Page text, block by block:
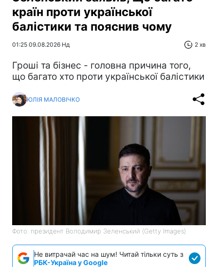
країн проти української
балістики та пояснив чому
01:25 09.08.2026 Нд 2 хв
Гроші та бізнес - головна причина того,
що багато хто проти української балістики
ЮЛІЯ МАЛОВІЧКО
Фото: президент Володимир Зеленський (Getty Images)
Не витрачай час на шум! Читай тільки суть з
РБК-Україна у Google